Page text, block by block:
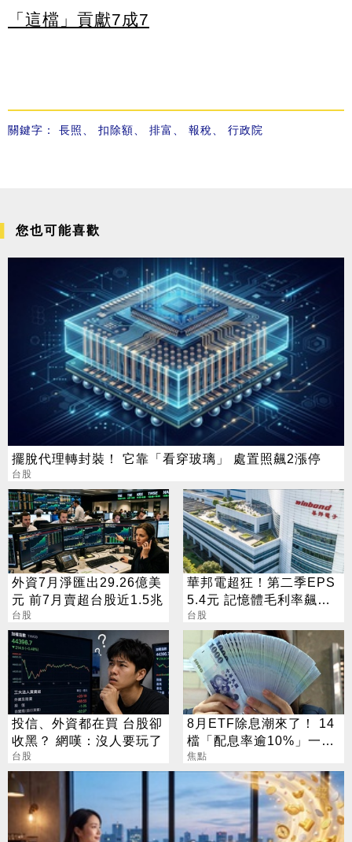
「這檔」貢獻7成7
關鍵字： 長照 扣除額 排富 報稅 行政院
您也可能喜歡
擺脫代理轉封裝！ 它靠「看穿玻璃」 處置照飆2漲停
台股
外資7月淨匯出29.26億美
元 前7月賣超台股近1.5兆
台股
華邦電超狂！第二季EPS
5.4元 記憶體毛利率飆至
70.3%
台股
投信、外資都在買 台股卻
收黑？ 網嘆：沒人要玩了
台股
8月ETF除息潮來了！ 14
檔「配息率逾10%」一次
看
焦點